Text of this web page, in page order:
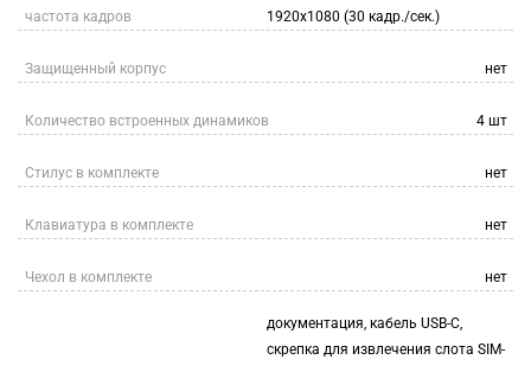
частота кадров
1920x1080 (30 кадр./сек.)
Защищенный корпус нет
Количество встроенных динамиков 4 шт
Стилус в комплекте нет
Клавиатура в комплекте нет
Чехол в комплекте нет
документация, кабель USB-C,
скрепка для извлечения слота SIM-